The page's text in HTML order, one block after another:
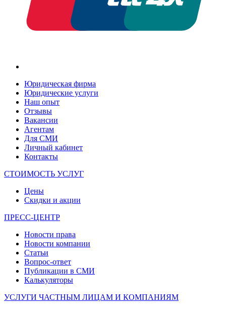
Юридическая фирма
Юридические услуги
Наш опыт
Отзывы
Вакансии
Агентам
Для СМИ
Личный кабинет
Контакты
СТОИМОСТЬ УСЛУГ
Цены
Скидки и акции
ПРЕСС-ЦЕНТР
Новости права
Новости компании
Статьи
Вопрос-ответ
Публикации в СМИ
Калькуляторы
УСЛУГИ ЧАСТНЫМ ЛИЦАМ И КОМПАНИЯМ